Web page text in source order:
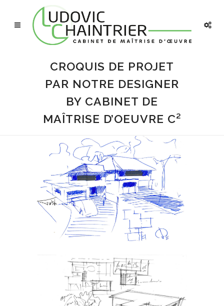
CROQUIS DE PROJET
PAR NOTRE DESIGNER
BY CABINET DE
MAÎTRISE D’OEUVRE C²